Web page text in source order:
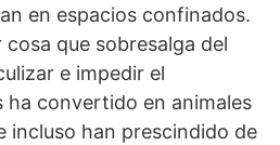
en espacios confinados.
que sobresalga del
e impedir el
ha convertido en animales
incluso han prescindido de